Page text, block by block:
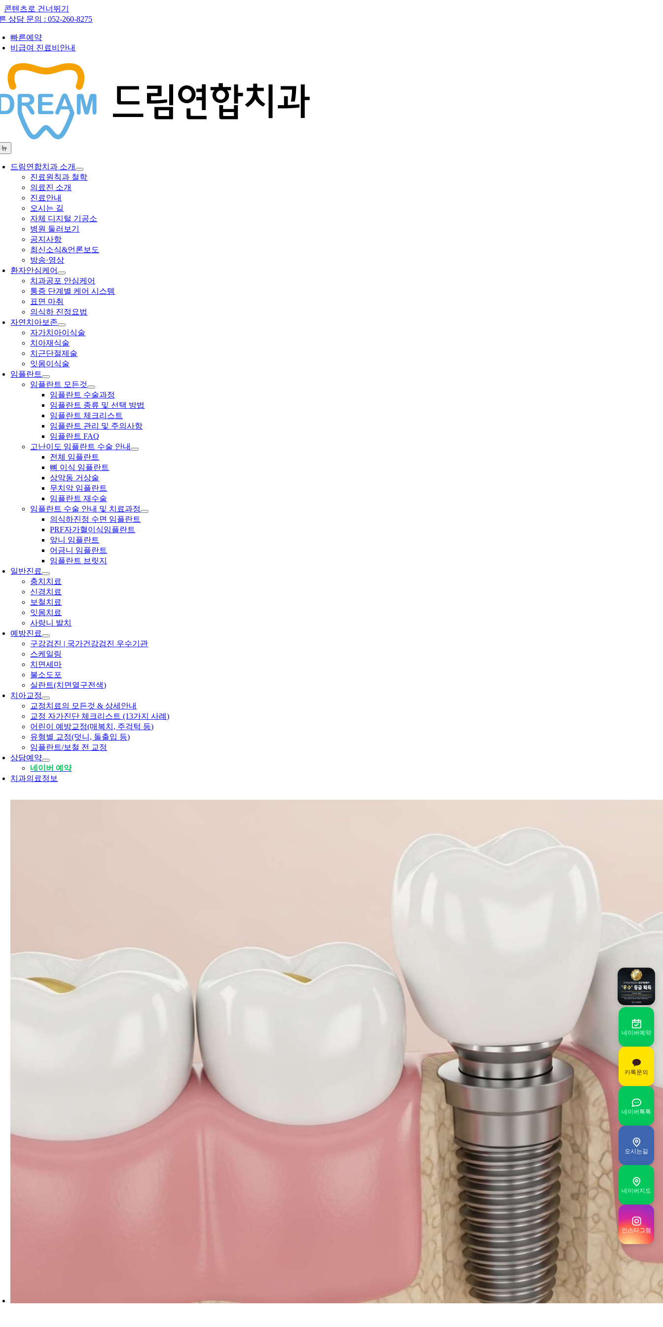
콘텐츠로 건너뛰기
상담 문의 :052-260-8275
빠른예약
비급여 진료비안내
드림연합치과 소개
진료원칙과 철학
의료진 소개
진료안내
오시는 길
자체 디지털 기공소
병원 둘러보기
공지사항
최신소식&언론보도
방송·영상
환자안심케어
치과공포 안심케어
통증 단계별 케어 시스템
표면 마취
의식하 진정요법
자연치아보존
자가치아이식술
치아재식술
치근단절제술
잇몸이식술
임플란트
임플란트 모든것
임플란트 수술과정
임플란트 종류 및 선택 방법
임플란트 체크리스트
임플란트 관리 및 주의사항
임플란트 FAQ
고난이도 임플란트 수술 안내
전체 임플란트
뼈 이식 임플란트
상악동 거상술
무치악 임플란트
임플란트 재수술
임플란트 수술 안내 및 치료과정
의식하진정 수면 임플란트
PRF자가혈이식임플란트
앞니 임플란트
어금니 임플란트
임플란트 브릿지
일반진료
충치치료
신경치료
보철치료
잇몸치료
사랑니 발치
예방진료
구강검진 | 국가건강검진 우수기관
스케일링
치면세마
불소도포
실란트(치면열구전색)
치아교정
교정치료의 모든것 & 상세안내
교정 자가진단 체크리스트 (13가지 사례)
어린이 예방교정(매복치, 주걱턱 등)
유형별 교정(덧니, 돌출입 등)
임플란트/보철 전 교정
상담예약
네이버 예약
치과의료정보
네이버예약
카톡문의
네이버톡톡
오시는길
네이버지도
인스타그램